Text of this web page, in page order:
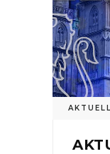
AKTUELL